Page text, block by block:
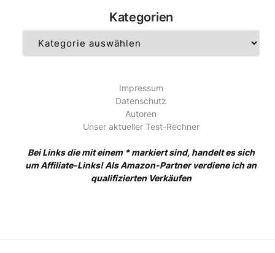
Kategorien
Impressum
Datenschutz
Autoren
Unser aktueller Test-Rechner
Bei Links die mit einem * markiert sind, handelt es sich
um Affiliate-Links! Als Amazon-Partner verdiene ich an
qualifizierten Verkäufen